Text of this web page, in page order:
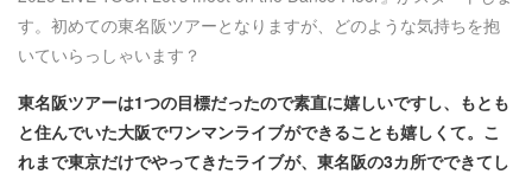
す。初めての東名阪ツアーとなりますが、どのような気持ちを抱
いていらっしゃいます？
東名阪ツアーは1つの目標だったので素直に嬉しいですし、もとも
と住んでいた大阪でワンマンライブができることも嬉しくて。こ
れまで東京だけでやってきたライブが、東名阪の3カ所でできてし